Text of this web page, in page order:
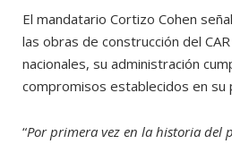
El mandatario Cortizo Cohen
las obras de construcción del
nacionales, su administración
compromisos establecidos en su
“Por primera vez en la historia del